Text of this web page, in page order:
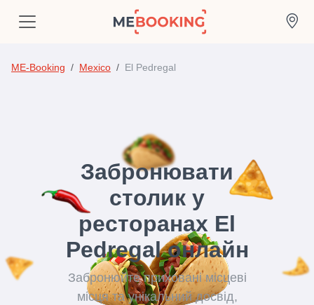
ME-Booking Mexico El Pedregal
Забронювати
столик у
ресторанах El
Pedregal онлайн
Забронюйте приховані місцеві
місця та унікальний досвід,